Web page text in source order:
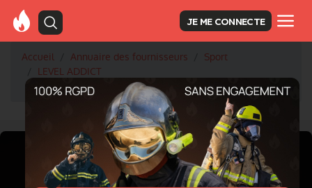
JE ME CONNECTE
Accueil Annuaire des fournisseurs
Sport
LEVEL ADDICT
Nouvelle année de collaboration avec LEVEL addict